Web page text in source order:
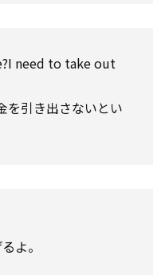
need to take out
引き出さないとい
よ。